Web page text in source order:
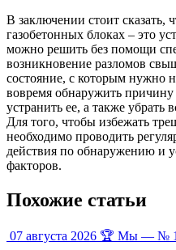
В заключении стоит сказать,
газобетонных блоках – это
можно решить без помощи
возникновение разломов
состояние, с которым нужно
вовремя обнаружить
устранить ее, а также убрать
Для того, чтобы избежать
необходимо проводить
действия по обнаружению и
факторов.
Похожие статьи
07 августа 2026 🏆 Мы — №